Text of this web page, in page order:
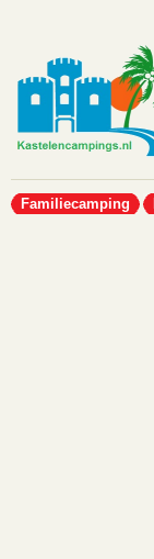
Familiecamping